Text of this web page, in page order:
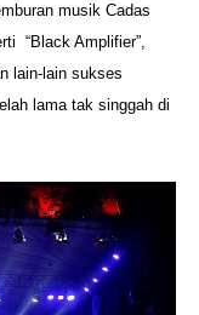
musik Cadas
“Black Amplifier”,
lain-lain sukses
lama tak singgah di